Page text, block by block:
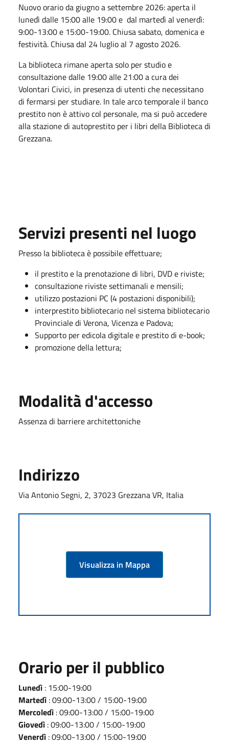
Nuovo orario da giugno a settembre 2026: aperta il
lunedì dalle 15:00 alle 19:00 e dal martedì al venerdì:
9:00-13:00 e 15:00-19:00. Chiusa sabato, domenica e
festività. Chiusa dal 24 luglio al 7 agosto 2026.
La biblioteca rimane aperta solo per studio e
consultazione dalle 19:00 alle 21:00 a cura dei
Volontari Civici, in presenza di utenti che necessitano
di fermarsi per studiare. In tale arco temporale il banco
prestito non è attivo col personale, ma si può accedere
alla stazione di autoprestito per i libri della Biblioteca di
Grezzana.
Servizi presenti nel luogo
Presso la biblioteca è possibile effettuare;
il prestito e la prenotazione di libri, DVD e riviste;
consultazione riviste settimanali e mensili;
utilizzo postazioni PC (4 postazioni disponibili);
interprestito bibliotecario nel sistema bibliotecario
Provinciale di Verona, Vicenza e Padova;
Supporto per edicola digitale e prestito di e-book;
promozione della lettura;
Modalità d'accesso
Assenza di barriere architettoniche
Indirizzo
Via Antonio Segni, 2, 37023 Grezzana VR, Italia
Visualizza in Mappa
Orario per il pubblico
Lunedì : 15:00-19:00
Martedì : 09:00-13:00 / 15:00-19:00
Mercoledì : 09:00-13:00 / 15:00-19:00
Giovedì : 09:00-13:00 / 15:00-19:00
Venerdì : 09:00-13:00 / 15:00-19:00